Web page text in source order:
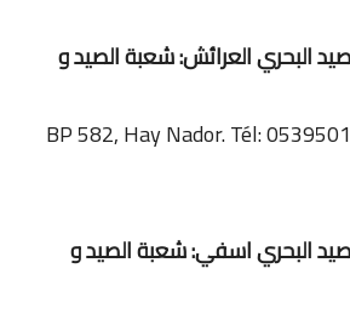
البحري العرائش: شعبة الصيد و
BP 582, Hay Nador. Tél:
البحري اسفي: شعبة الصيد و